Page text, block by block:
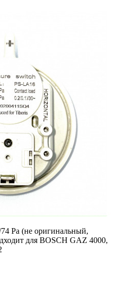
Pa (не оригинальный,
для BOSCH GAZ 4000,